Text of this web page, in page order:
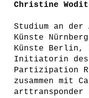
Christine
Studium an der
Künste
Künste Berlin,
Initiatorin des
Partizipation
zusammen mit
arttransponder